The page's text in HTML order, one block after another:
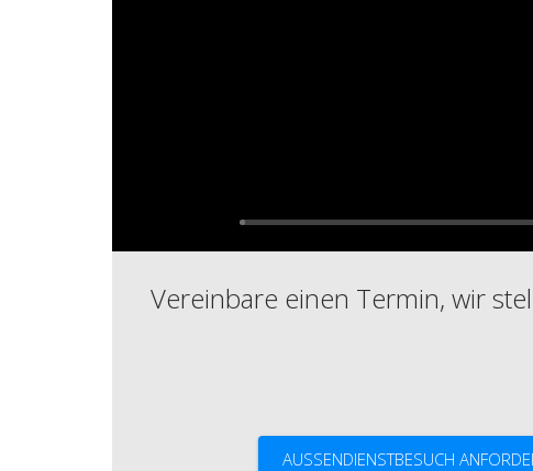
Vereinbare einen Termin, wir
AUSSENDIENSTBESUCH